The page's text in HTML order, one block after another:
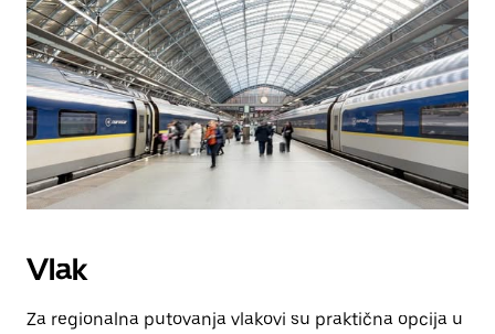
Vlak
Za regionalna putovanja vlakovi su praktična opcija u